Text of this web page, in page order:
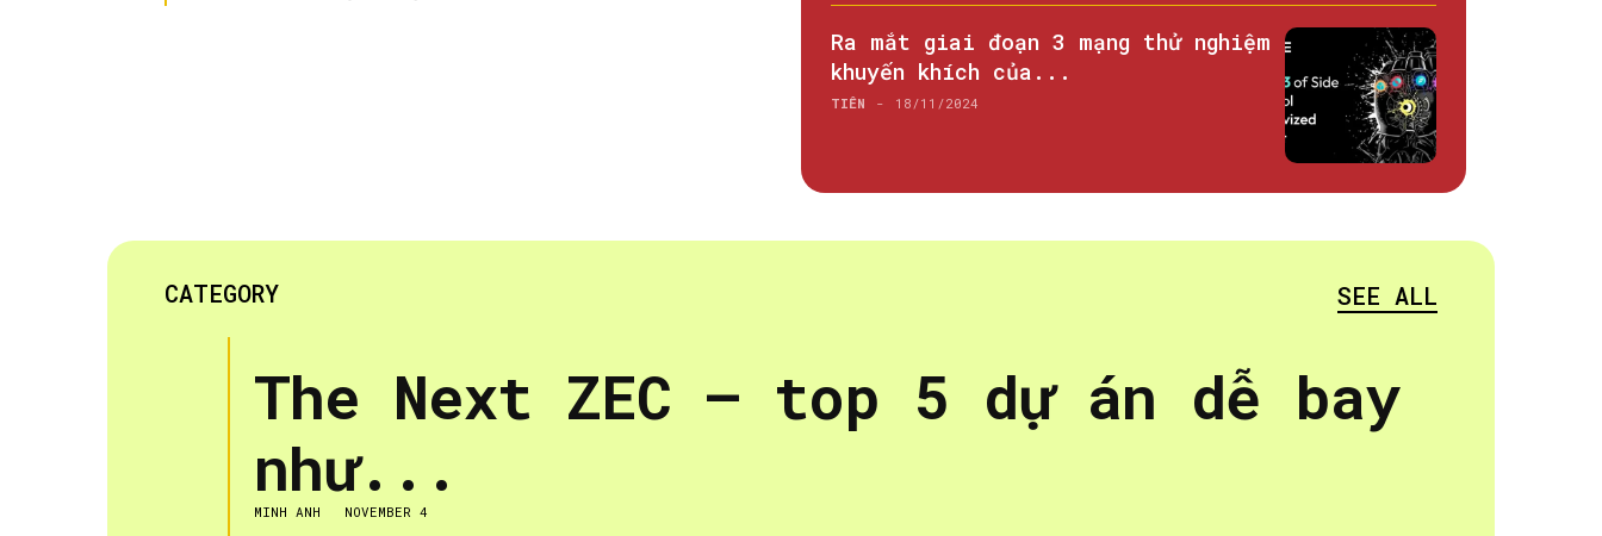
Ra mắt giai đoạn 3 mạng thử nghiệm
khuyến khích của...
TIÊN - 18/11/2024
CATEGORY SEE ALL
The Next ZEC – top 5 dự án dễ bay
như...
MINH ANH NOVEMBER 4